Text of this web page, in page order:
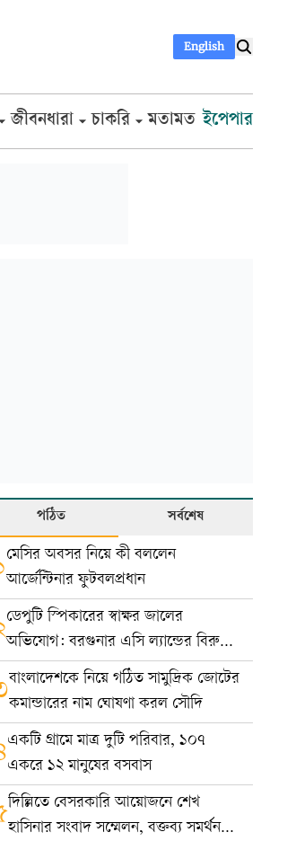
English
জীবনধারা চাকরি মতামত ইপেপার
পঠিত সর্বশেষ
মেসির অবসর নিয়ে কী বললেন
আর্জেন্টিনার ফুটবলপ্রধান
ডেপুটি স্পিকারের স্বাক্ষর জালের
অভিযোগ: বরগুনার এসি ল্যান্ডের বিরুদ্ধে
মামলা
বাংলাদেশকে নিয়ে গঠিত সামুদ্রিক জোটের
কমান্ডারের নাম ঘোষণা করল সৌদি
একটি গ্রামে মাত্র দুটি পরিবার, ১০৭
একরে ১২ মানুষের বসবাস
দিল্লিতে বেসরকারি আয়োজনে শেখ
হাসিনার সংবাদ সম্মেলন, বক্তব্য সমর্থন